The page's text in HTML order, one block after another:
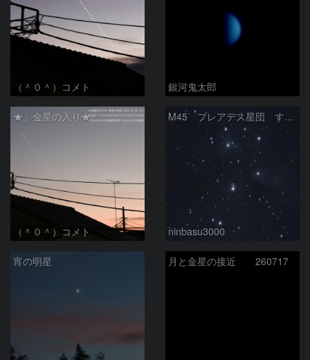
（＾０＾）コメト 銀河鬼太郎
★」金星の入り★
（＾０＾）コメト
M45 プレアデス星団 すばる
ninbasu3000
宵の明星 月と金星の接近 260717